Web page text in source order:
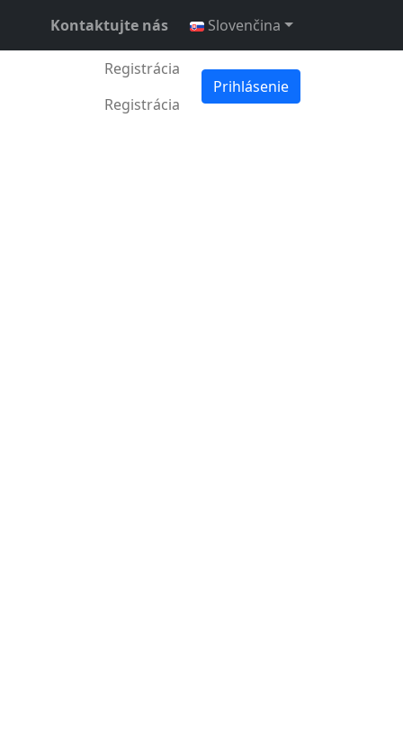
Kontaktujte nás Slovenčina
Registrácia
Registrácia
Prihlásenie